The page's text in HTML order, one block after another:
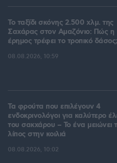
Το ταξίδι σκόνης 2.500 χλμ. της
Σαχάρας στον Αμαζόνιο: Πώς η
έρημος τρέφει το τροπικό δάσος;
08.08.2026, 10:59
Τα φρούτα που επιλέγουν 4
ενδοκρινολόγοι για καλύτερο
του σακχάρου – Το ένα μειώνει
λίπος στην κοιλιά
08.08.2026, 10:02